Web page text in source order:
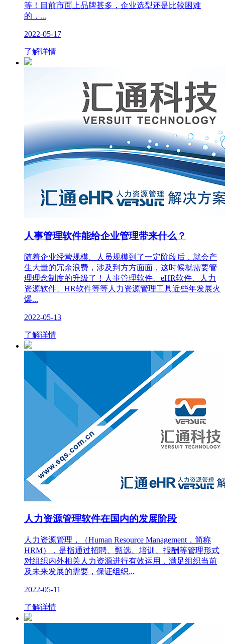
等！目前市面上品牌甚多，企业选型还是比较困难
的，...
2022-05-17
了解详情
人事管理软件能给企业管理带来什么？
随着企业经营规模、人员规模到了一定阶段后，就会产
生大量的冗余浪费，涉及到方方面面，这时候就需要管
理理念制度的升级了！人事管理软件、eHR软件、人力
资源软件、HR软件等等人力资源管理工具近些年发展火
爆...
2022-05-13
了解详情
人力资源管理软件在国内的发展阶段
人力资源管理，（Human Resource Management，简称
HRM），是指通过招聘、甄选、培训、报酬等管理形式
对组织内外相关人力资源进行有效运用，满足组织当前
及未来发展的需要，保证组织...
2022-05-11
了解详情